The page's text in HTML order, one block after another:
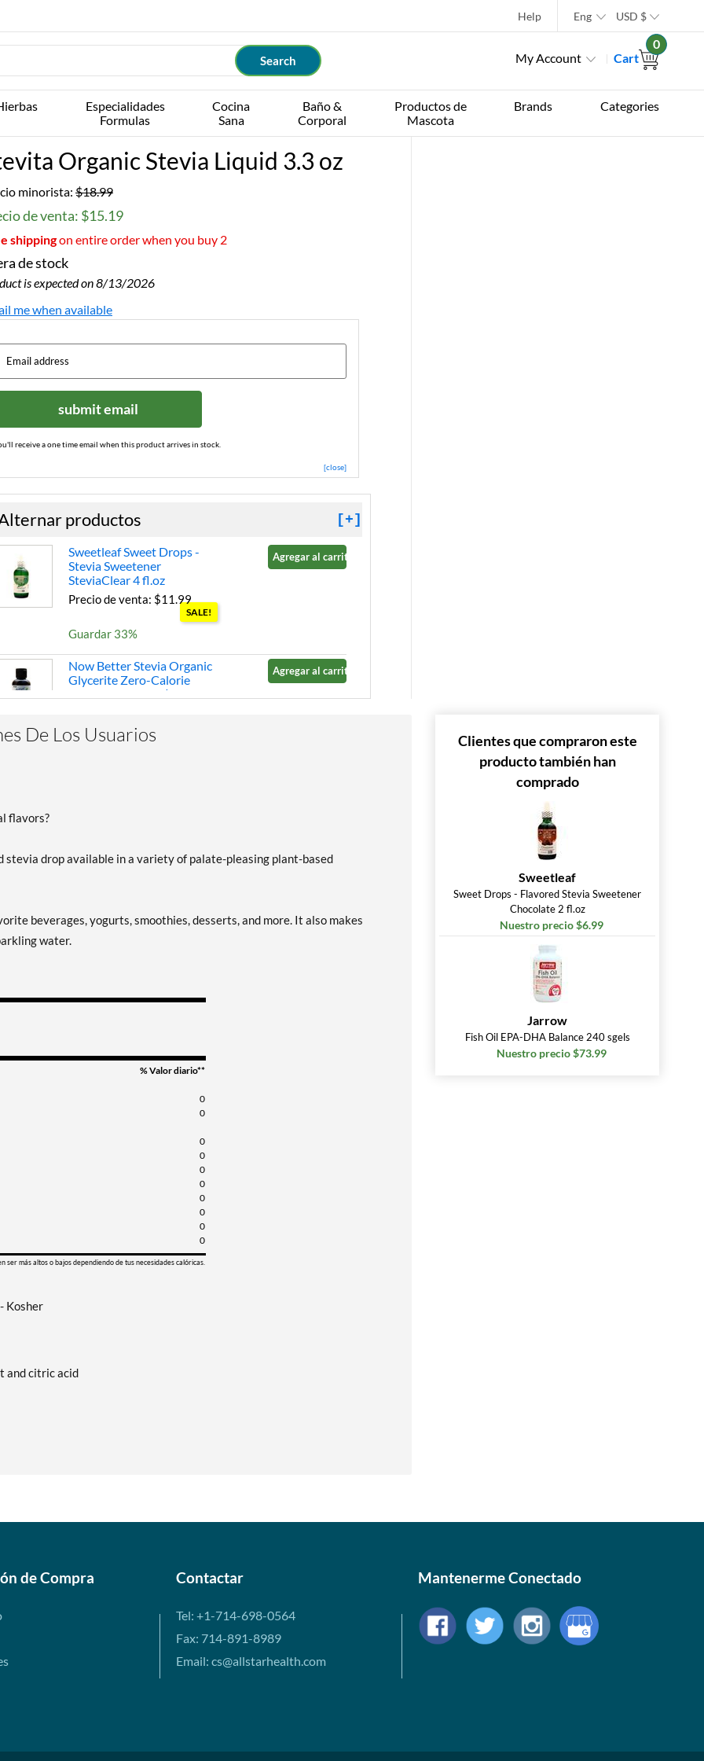
Help Eng USD $
My Account Cart
0
Especialidades
Formulas
Cocina
Sana
Baño &
Corporal
Productos de
Mascota
Brands Categories
Organic Stevia Liquid 3.3 oz
minorista: $18.99
de venta: $15.19
shippingon entire order when you buy 2
de stock
is expected on 8/13/2026
me when available
submit email
receive a one time email when this product arrives in stock.
[close]
productos [+]
Sweetleaf Sweet Drops -
Stevia Sweetener
SteviaClear 4 fl.oz
Precio de venta: $11.99
SALE!
Guardar 33%
Agregar al carrito »
Now Better Stevia Organic
Glycerite Zero-Calorie
Liquid Sweetener (Alcohol
Precio de venta: $5.99
Guardar 40%
Agregar al carrito »
Expected 8/12/2026
De Los Usuarios
flavors?
drop available in a variety of palate-pleasing plant-based
beverages, yogurts, smoothies, desserts, and more. It also makes
water.
% Valor diario**
0
0
0
0
0
0
0
0
0
0
más altos o bajos dependiendo de tus necesidades calóricas.
Kosher
and citric acid
Clientes que compraron este
producto también han
comprado
Sweetleaf
Sweet Drops - Flavored Stevia Sweetener
Chocolate 2 fl.oz
Nuestro precio $6.99
Jarrow
Fish Oil EPA-DHA Balance 240 sgels
Nuestro precio $73.99
de Compra Contactar
Tel: +1-714-698-0564
Fax: 714-891-8989
Email: cs@allstarhealth.com
Mantenerme Conectado